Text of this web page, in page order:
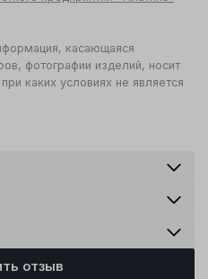
касающаяся
фотографии изделий, носит
каких условиях не является
отзыв